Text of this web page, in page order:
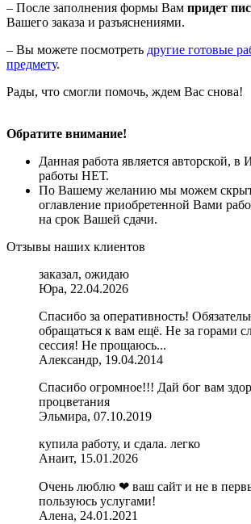
– После заполнения формы Вам придет
Вашего заказа и разъяснениями.
– Вы можете посмотреть другие готовые
предмету.
Рады, что смогли помочь, ждем Вас снова!
Обратите внимание!
Данная работа является авторской, в
работы НЕТ.
По Вашему желанию мы можем
оглавление приобретенной Вами
на срок Вашей сдачи.
Отзывы наших клиентов
заказал, ожидаю
Юра, 22.04.2026
Спасибо за оперативность!
обращаться к вам ещё. Не за горами
сессия! Не прощаюсь...
Александр, 19.04.2014
Спасибо огромное!!! Дай бог вам
процветания
Эльмира, 07.10.2019
купила работу, и сдала. легко
Анаит, 15.01.2026
Очень люблю ❤ ваш сайт и не в
пользуюсь услугами!
Алена, 24.01.2021